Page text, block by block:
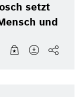
setzt
und